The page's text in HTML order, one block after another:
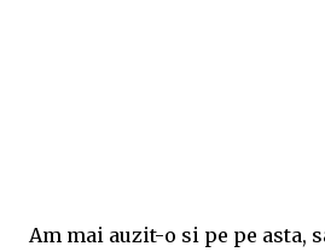
Am mai auzit-o si pe pe asta,